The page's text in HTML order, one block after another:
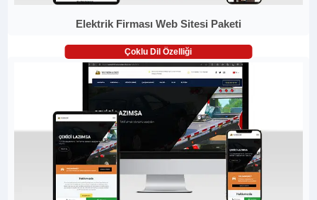
Elektrik Firması Web Sitesi Paketi
Çoklu Dil Özelliği